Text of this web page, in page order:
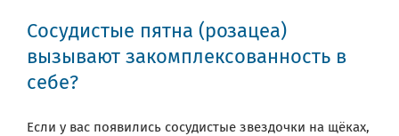
Сосудистые пятна (розацеа)
вызывают закомплексованность в
себе?
Если у вас появились сосудистые звездочки на щёках,